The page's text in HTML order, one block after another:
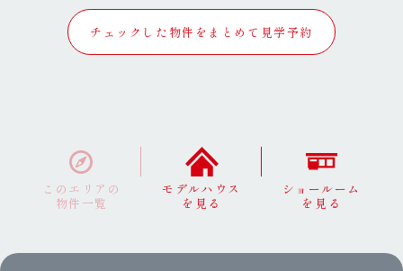
チェックした物件をまとめて見学予約
このエリアの
物件一覧
モデルハウス
を見る
ショールーム
を見る